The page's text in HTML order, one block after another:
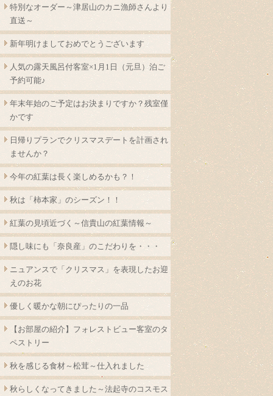
特別なオーダー～津居山のカニ漁師さんより
直送～
新年明けましておめでとうございます
人気の露天風呂付客室×1月1日（元旦）泊ご
予約可能♪
年末年始のご予定はお決まりですか？残室僅
かです
日帰りプランでクリスマスデートを計画され
ませんか？
今年の紅葉は長く楽しめるかも？！
秋は「柿本家」のシーズン！！
紅葉の見頃近づく～信貴山の紅葉情報～
隠し味にも「奈良産」のこだわりを・・・
ニュアンスで「クリスマス」を表現したお迎
えのお花
優しく暖かな朝にぴったりの一品
【お部屋の紹介】フォレストビュー客室のタ
ペストリー
秋を感じる食材～松茸～仕入れました
秋らしくなってきました～法起寺のコスモス